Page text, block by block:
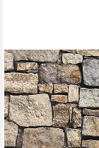
MARBURG
Fototapete,
Wohnzimmer
27,15 € UVP45,95 €
(9,49 €/ 1 qm)
-41%